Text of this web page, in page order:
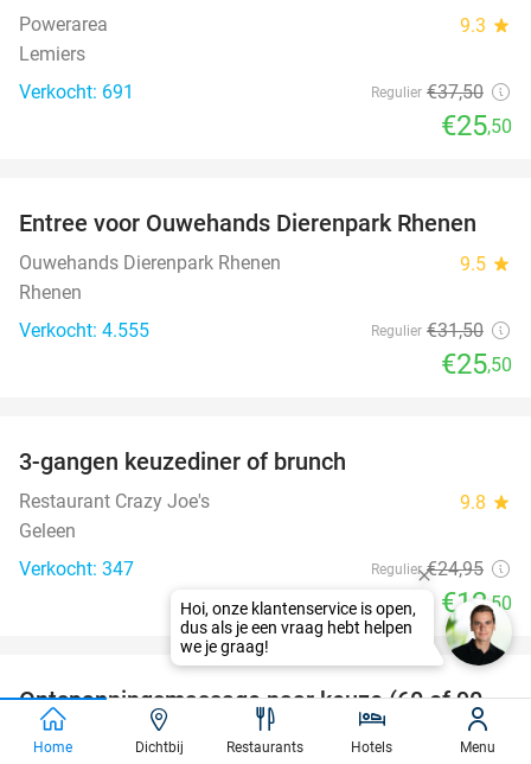
Powerarea 9.3 star
Lemiers
Verkocht: 691
Regulier €37,50
€25,50
19%
Entree voor Ouwehands Dierenpark Rhenen
Ouwehands Dierenpark Rhenen 9.5 star
Rhenen
Verkocht: 4.555
Regulier €31,50
€25,50
3-gangen keuzediner of brunch
Restaurant Crazy Joe's 9.8 star
Geleen
Verkocht: 347
Regulier €24,95
€12,50
43%
SOLD
OUT
favorite_border
Ontspanningsmassage naar keuze (60 of 90
min)
Home Dichtbij Restaurants Hotels Menu